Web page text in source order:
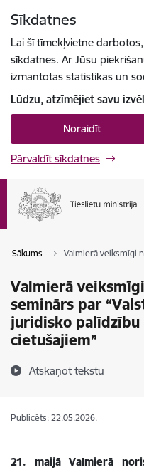
Sīkdatnes
Lai šī tīmekļvietne
sīkdatnes. Ar Jūsu
izmantotas statistikas un
Lūdzu, atzīmējiet savu
Noraidīt
Pārvaldīt sīkdatnes
Sākums Valmierā veiksmīgi
Valmierā
seminārs par
juridisko palīdzību
cietušajiem”
Atskaņot tekstu
Publicēts: 22.05.2026.
21. maijā Valmierā